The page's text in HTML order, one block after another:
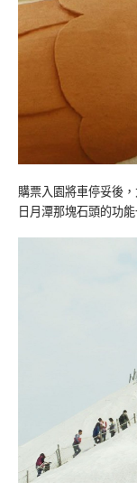
購票入園將車停妥後
日月潭那塊石頭的功